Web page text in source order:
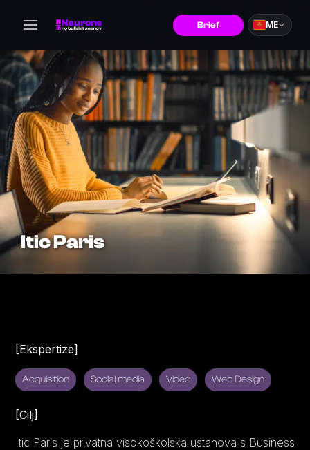
Brief ME
Itic Paris
[Ekspertize]
Acquisition Social media Video Web Design
[Cilj]
Itic Paris je privatna visokoškolska ustanova s Business